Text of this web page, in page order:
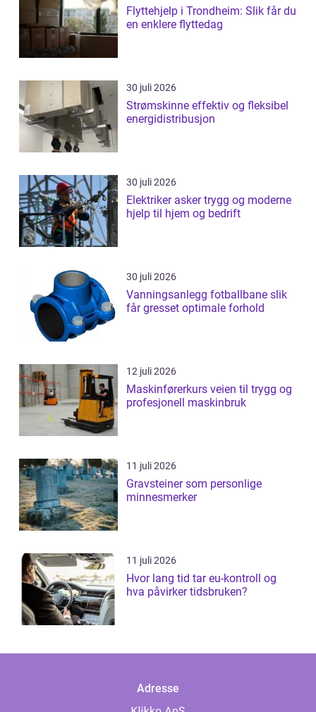
Flyttehjelp i Trondheim: Slik får du
en enklere flyttedag
30 juli 2026
Strømskinne effektiv og fleksibel
energidistribusjon
30 juli 2026
Elektriker asker trygg og moderne
hjelp til hjem og bedrift
30 juli 2026
Vanningsanlegg fotballbane slik
får gresset optimale forhold
12 juli 2026
Maskinførerkurs veien til trygg og
profesjonell maskinbruk
11 juli 2026
Gravsteiner som personlige
minnesmerker
11 juli 2026
Hvor lang tid tar eu-kontroll og
hva påvirker tidsbruken?
Adresse